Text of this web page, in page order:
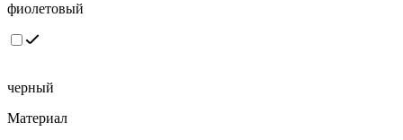
фиолетовый
черный
Материал